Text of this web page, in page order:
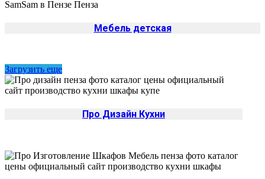
Мебель детская
Загрузить еще
Про Дизайн Кухни